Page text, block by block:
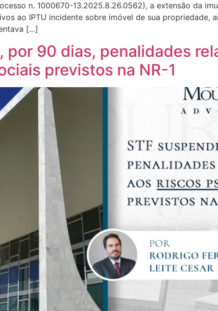
n. 1000670-13.2025.8.26.0562), a extensão da
ao IPTU incidente sobre imóvel de sua propriedade,
[…]
por 90 dias, penalidades
previstos na NR-1